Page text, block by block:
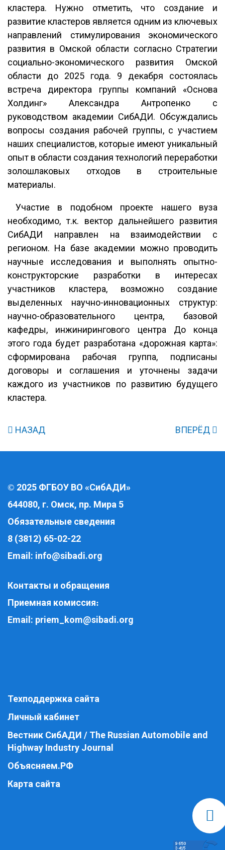
кластера. Нужно отметить, что создание и
развитие кластеров является одним из ключевых
направлений стимулирования экономического
развития в Омской области согласно Стратегии
социально-экономического развития Омской
области до 2025 года. 9 декабря состоялась
встреча директора группы компаний «Основа
Холдинг» Александра Антропенко с
руководством академии СибАДИ. Обсуждались
вопросы создания рабочей группы, с участием
наших специалистов, которые имеют уникальный
опыт в области создания технологий переработки
золошлаковых отходов в строительные
материалы.
Участие в подобном проекте нашего вуза
необходимо, т.к. вектор дальнейшего развития
СибАДИ направлен на взаимодействии с
регионом. На базе академии можно проводить
научные исследования и выполнять опытно-
конструкторские разработки в интересах
участников кластера, возможно создание
выделенных научно-инновационных структур:
научно-образовательного центра, базовой
кафедры, инжинирингового центра До конца
этого года будет разработана «дорожная карта»:
сформирована рабочая группа, подписаны
договоры и соглашения и уточнены задачи
каждого из участников по развитию будущего
кластера.
НАЗАД ВПЕРЁД
© 2025 ФГБОУ ВО «СибАДИ»
644080, г. Омск, пр. Мира 5
Обязательные сведения
8 (3812) 65-02-22
Email: info@sibadi.org
Контакты и обращения
Приемная комиссия:
Email: priem_kom@sibadi.org
Техподдержка сайта
Личный кабинет
Вестник СибАДИ / The Russian Automobile and
Highway Industry Journal
Объясняем.РФ
Карта сайта